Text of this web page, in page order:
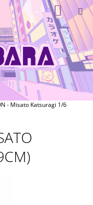
KOŠÍK
- Misato Katsuragi 1/6